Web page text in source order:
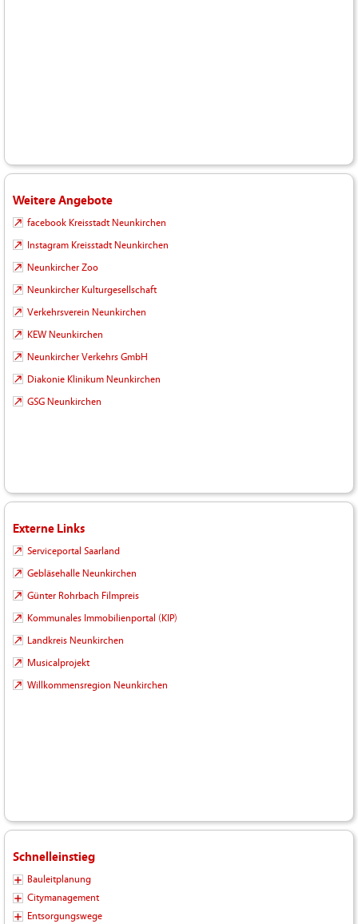
Weitere Angebote
facebook Kreisstadt Neunkirchen
Instagram Kreisstadt Neunkirchen
Neunkircher Zoo
Neunkircher Kulturgesellschaft
Verkehrsverein Neunkirchen
KEW Neunkirchen
Neunkircher Verkehrs GmbH
Diakonie Klinikum Neunkirchen
GSG Neunkirchen
Externe Links
Serviceportal Saarland
Gebläsehalle Neunkirchen
Günter Rohrbach Filmpreis
Kommunales Immobilienportal (KIP)
Landkreis Neunkirchen
Musicalprojekt
Willkommensregion Neunkirchen
Schnelleinstieg
Bauleitplanung
Citymanagement
Entsorgungswege